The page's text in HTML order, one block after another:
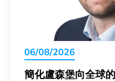
06/08/2026
簡化盧森堡向全球